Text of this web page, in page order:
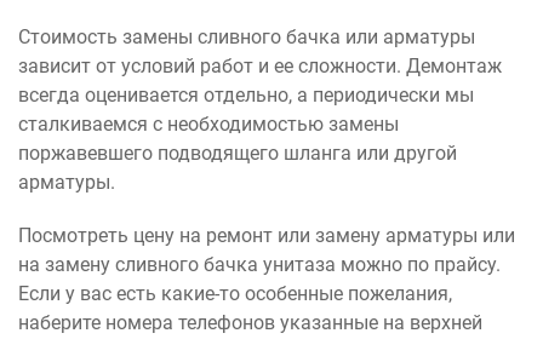
Стоимость замены сливного бачка или арматуры
зависит от условий работ и ее сложности. Демонтаж
всегда оценивается отдельно, а периодически мы
сталкиваемся с необходимостью замены
поржавевшего подводящего шланга или другой
арматуры.
Посмотреть цену на ремонт или замену арматуры или
на замену сливного бачка унитаза можно по прайсу.
Если у вас есть какие-то особенные пожелания,
наберите номера телефонов указанные на верхней